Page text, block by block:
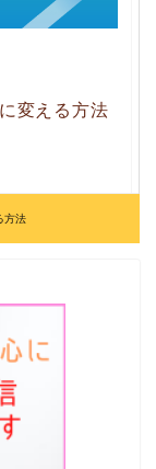
変える方法
方法